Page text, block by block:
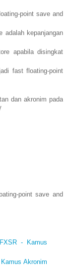
point save and
adalah kepanjangan
apabila disingkat
fast floating-point
dan akronim pada
point save and
- Kamus
Akronim